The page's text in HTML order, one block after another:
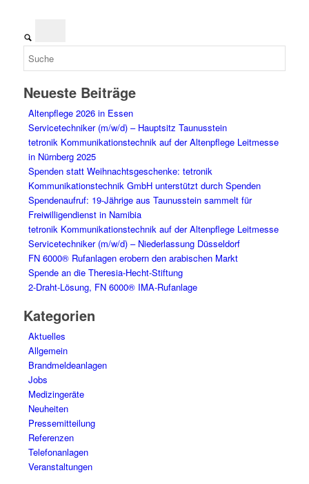
Neueste Beiträge
Altenpflege 2026 in Essen
Servicetechniker (m/w/d) – Hauptsitz Taunusstein
tetronik Kommunikationstechnik auf der Altenpflege Leitmesse
in Nürnberg 2025
Spenden statt Weihnachtsgeschenke: tetronik
Kommunikationstechnik GmbH unterstützt durch Spenden
Spendenaufruf: 19-Jährige aus Taunusstein sammelt für
Freiwilligendienst in Namibia
tetronik Kommunikationstechnik auf der Altenpflege Leitmesse
Servicetechniker (m/w/d) – Niederlassung Düsseldorf
FN 6000® Rufanlagen erobern den arabischen Markt
Spende an die Theresia-Hecht-Stiftung
2-Draht-Lösung, FN 6000® IMA-Rufanlage
Kategorien
Aktuelles
Allgemein
Brandmeldeanlagen
Jobs
Medizingeräte
Neuheiten
Pressemitteilung
Referenzen
Telefonanlagen
Veranstaltungen